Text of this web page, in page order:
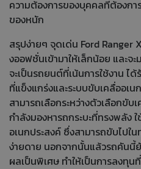
ความต้องการของบุคคลที่ต้องกา
ของหนัก
สรุปง่ายๆ จุดเด่น Ford Ranger
งออฟชั่นเข้ามาให้เล็กน้อย และจ
จะเป็นรถยนต์ที่เน้นการใช้งาน ไ
ที่แข็งแกร่งและระบบขับเคลื่ออเ
สามารถเลือกระหว่างตัวเลือกขั
กำลังมองหารถกระบะที่ทรงพลัง
อเนกประสงค์ ซึ่งสามารถขับไป
ง่ายดาย นอกจากนั้นแล้วรถคันนี้
ผลเป็นพิเศษ ทำให้เป็นการลงทุน